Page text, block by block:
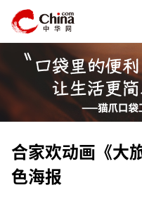
合家欢动画《大
色海报